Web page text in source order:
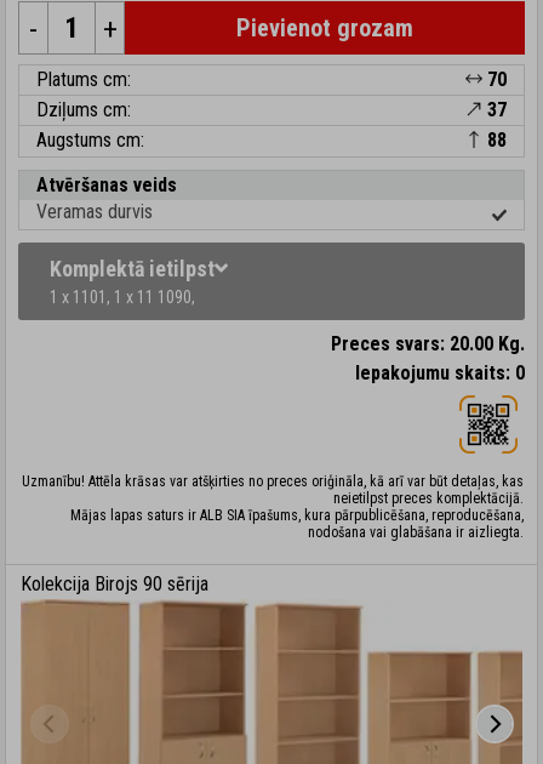
- + Pievienot grozam
Platums cm:
70
Dziļums cm:
37
Augstums cm:
88
Atvēršanas veids
Veramas durvis
Komplektā ietilpst
1 x 1101, 1 x 11 1090,
Preces svars: 20.00 Kg.
Iepakojumu skaits: 0
Uzmanību! Attēla krāsas var atšķirties no preces oriģināla, kā arī var būt detaļas, kas
neietilpst preces komplektācijā.
Mājas lapas saturs ir ALB SIA īpašums, kura pārpublicēšana, reproducēšana,
nodošana vai glabāšana ir aizliegta.
Kolekcija Birojs 90 sērija